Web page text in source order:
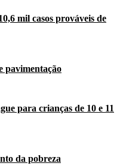
mil casos prováveis de
pavimentação
para crianças de 10 e 11
da pobreza